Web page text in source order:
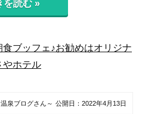
を読む »
食ブッフェ♪お勧めはオリジナ
ホテル
泉ブログさん～ 公開日： 2022年4月13日